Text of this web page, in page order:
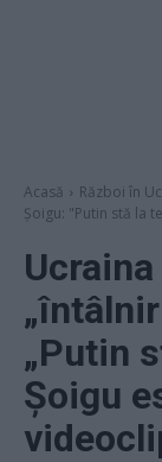
Acasă Război în
Șoigu: "Putin stă la
„Putin
Șoigu